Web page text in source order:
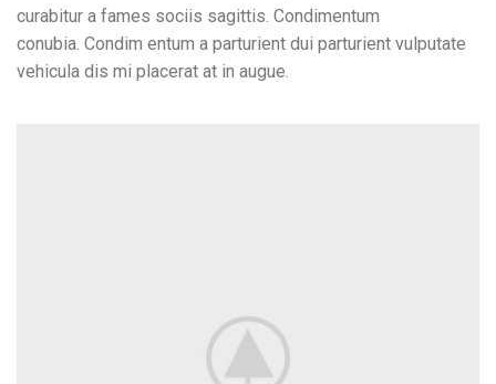
curabitur a fames sociis sagittis. Condimentum
conubia. Condim entum a parturient dui parturient vulputate
vehicula dis mi placerat at in augue.